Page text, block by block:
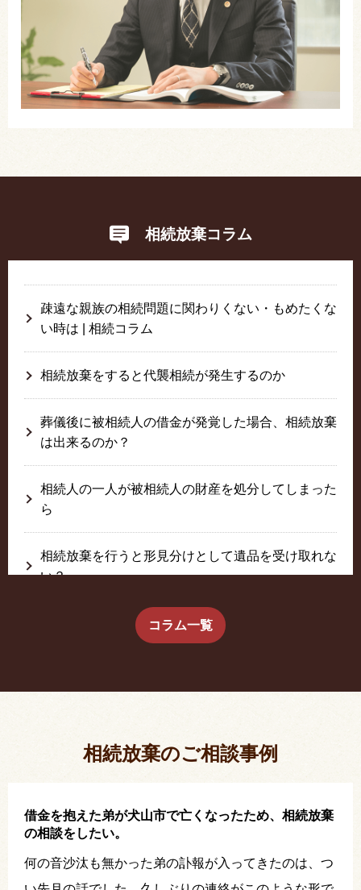
相続放棄コラム
疎遠な親族の相続問題に関わりくない・もめたくな
い時は | 相続コラム
相続放棄をすると代襲相続が発生するのか
葬儀後に被相続人の借金が発覚した場合、相続放棄
は出来るのか？
相続人の一人が被相続人の財産を処分してしまった
ら
相続放棄を行うと形見分けとして遺品を受け取れな
い？
生前に相続放棄すると約束した念書は有効か？
コラム一覧
相続放棄のご相談事例
借金を抱えた弟が犬山市で亡くなったため、相続放棄
の相談をしたい。
何の音沙汰も無かった弟の訃報が入ってきたのは、つ